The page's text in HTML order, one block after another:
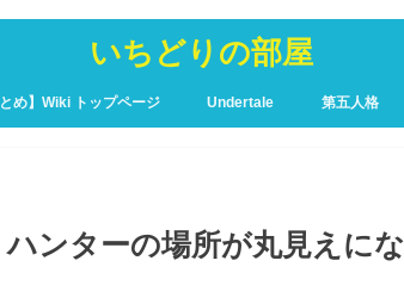
いちどりの部屋
め】Wiki トップページ Undertale 第五人格
ンターの場所が丸見えにな